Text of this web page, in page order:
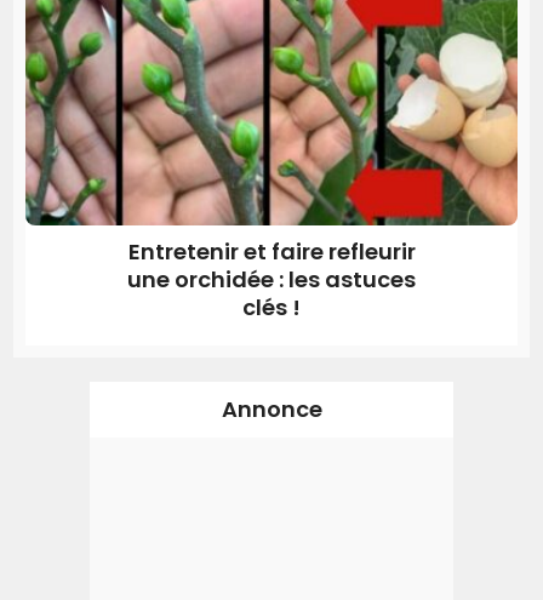
Entretenir et faire refleurir
une orchidée : les astuces
clés !
Annonce